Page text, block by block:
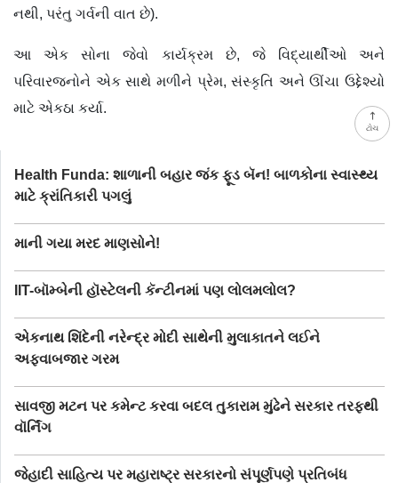
ટોચ
નથી, પરંતુ ગર્વની વાત છે).
આ એક સોના જેવો કાર્યક્રમ છે, જે વિદ્યાર્થીઓ અને
પરિવારજનોને એક સાથે મળીને પ્રેમ,સંસ્કૃતિ અને ઊંચા ઉદ્દેશ્યો
માટે એકઠા કર્યા.
Health Funda: શાળાની બહાર જંક ફૂડ બૅન! બાળકોના સ્વાસ્થ્ય
માટે ક્રાંતિકારી પગલું
માની ગયા મરદ માણસોને!
IIT-બૉમ્બેની હૉસ્ટેલની કૅન્ટીનમાં પણ લોલમલોલ?
એકનાથ શિંદેની નરેન્દ્ર મોદી સાથેની મુલાકાતને લઈને
અફવાબજાર ગરમ
સાવજી મટન પર કમેન્ટ કરવા બદલ તુકારામ મુંઢેને સરકાર તરફથી
વૉર્નિંગ
જેહાદી સાહિત્ય પર મહારાષ્ટ્ર સરકારનો સંપૂર્ણપણે પ્રતિબંધ